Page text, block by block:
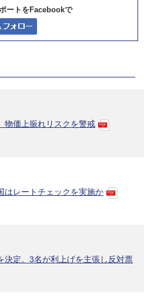
ートをFacebookで
物価上振れリスクを警戒
はレートチェックを実施か
決定。3名が利上げを主張し反対票